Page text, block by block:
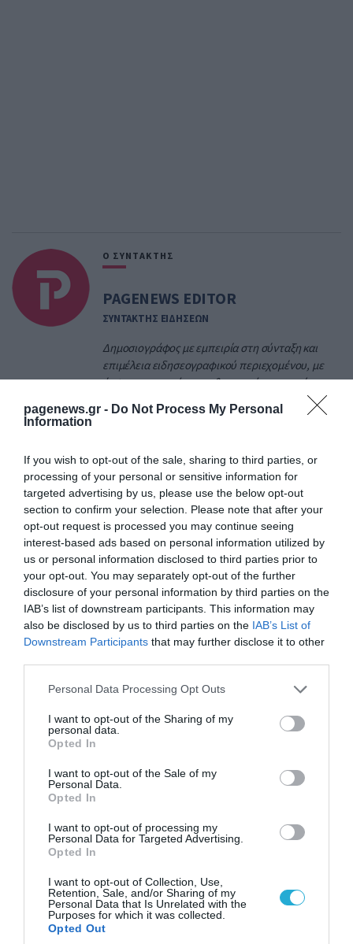
pagenews.gr - Do Not Process My Personal
Information
If you wish to opt-out of the sale, sharing to third parties, or
processing of your personal or sensitive information for
targeted advertising by us, please use the below opt-out
section to confirm your selection. Please note that after your
opt-out request is processed you may continue seeing
interest-based ads based on personal information utilized by
us or personal information disclosed to third parties prior to
your opt-out. You may separately opt-out of the further
disclosure of your personal information by third parties on the
IAB’s list of downstream participants. This information may
also be disclosed by us to third parties on the IAB’s List of
Downstream Participants that may further disclose it to other
Please note that this website/app uses one or more Google
not limited to your visit or usage behaviour. You may click to
grant or deny consent to Google and its third-party tags to
use your data for below specified purposes in below Google
consent section.
Personal Data Processing Opt Outs
I want to opt-out of the Sharing of my
personal data.
Opted In
I want to opt-out of the Sale of my
Personal Data.
Opted In
I want to opt-out of processing my
Personal Data for Targeted Advertising.
Opted In
I want to opt-out of Collection, Use,
Retention, Sale, and/or Sharing of my
Personal Data that Is Unrelated with the
Purposes for which it was collected.
Opted Out
Ο ΣΥΝΤΑΚΤΗΣ
PAGENEWS EDITOR
ΣΥΝΤΑΚΤΗΣ ΕΙΔΗΣΕΩΝ
Δημοσιογράφος με εμπειρία στη σύνταξη και
επιμέλεια ειδησεογραφικού περιεχομένου, με
έμφαση στη ροή της καθημερινής επικαιρότητας
και την άμεση κάλυψη των σημαντικότερων
εξελίξεων στην Ελλάδα και το εξωτερικό.
διασφαλίζοντας την έγκυρη και έγκαιρη
ενημέρωση του κοινού. Απόφοιτος Τμήματος
Δημοσιογραφίας και Μέσων Μαζικής
Επικοινωνίας, με εξειδίκευση στα ψηφιακά μέσα
ενημέρωσης και τη σύγχρονη ειδησεογραφία.
Διαθέτει εμπειρία στην συγγραφή online
περιεχομένου, τη διαχείριση ειδησεογραφικής
ύλης και την παρακολούθηση της επικαιρότητας
σε πραγματικό χρόνο.
ΠΡΟΒΟΛΗ ΠΡΟΦΙΛ →
Διαβάστε όλες τις τελευταίες Ειδήσεις
από την
Ελλάδα και τον Κόσμο
ΛΙΒΑΝΟΣ ΜΑΚΡΟΝ
ΔΕΙΤΕ ΠΡΩΤΟΙΟΛΑ ΤΑ ΝΕΑ ΤΟΥ PAGENEWS ΣΤΟ
GOOGLE NEWS
Σχετικά άρθρα:
➤ Η «μάχη» για τον Λίβανο: Πώς το Πεκίνο βλέπει τη